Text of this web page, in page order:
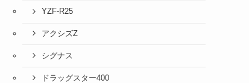
YZF-R25
アクシズZ
シグナス
ドラッグスター400